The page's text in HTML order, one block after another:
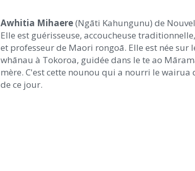
Awhitia Mihaere(Ngāti Kahungunu) de
Elle est guérisseuse, accoucheuse
et professeur de Maori rongoā. Elle est née sur
whānau à Tokoroa, guidée dans le te ao
mère. C'est cette nounou qui a nourri le
de ce jour.